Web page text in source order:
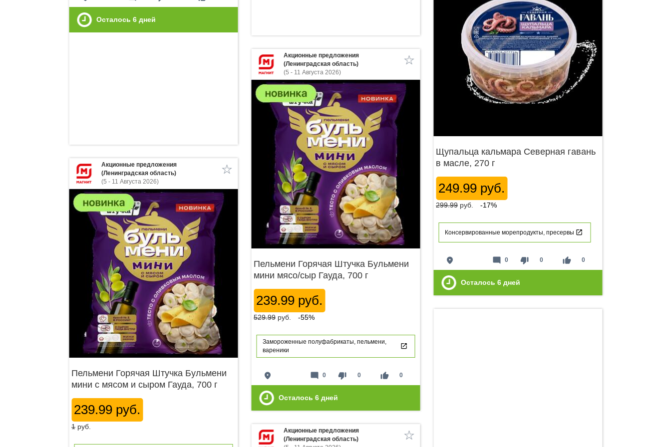
Осталось 6 дней
Щупальца кальмара Северная гавань
в масле, 270 г
249.99 руб.
299.99 руб. -17%
Консервированные морепродукты, пресервы
place thumb_down 0 thumb_up 0
mode_comment 0
Осталось 6 дней
Акционные предложения
(Ленинградская область)
(5 - 11 Августа 2026)
Пельмени Горячая Штучка Бульмени
мини мясо/сыр Гауда, 700 г
239.99 руб.
529.99 руб. -55%
Замороженные полуфабрикаты, пельмени,
вареники
place thumb_down 0 thumb_up 0
mode_comment 0
Осталось 6 дней
Акционные предложения
(Ленинградская область)
(5 - 11 Августа 2026)
Пельмени Горячая Штучка Бульмени
мини с мясом и сыром Гауда, 700 г
239.99 руб.
1 руб.
Акционные предложения
(Ленинградская область)